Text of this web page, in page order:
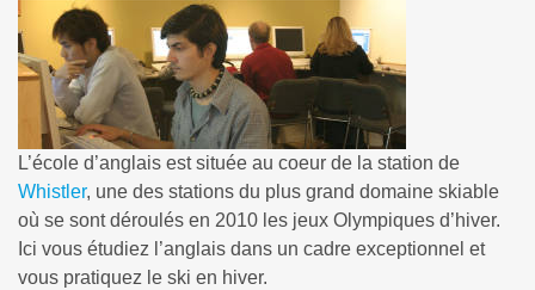
L’école d’anglais est située au coeur de la station de
Whistler, une des stations du plus grand domaine skiable
où se sont déroulés en 2010 les jeux Olympiques d’hiver.
Ici vous étudiez l’anglais dans un cadre exceptionnel et
vous pratiquez le ski en hiver.